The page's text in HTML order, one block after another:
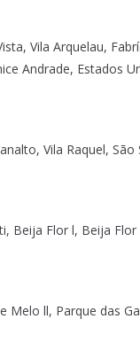
Vila Arquelau,
Andrade, Estados
Vila Raquel,
Flor l, Beija
ll, Parque das